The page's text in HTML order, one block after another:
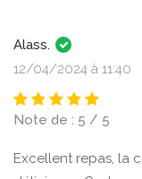
Alass.
12/04/2024 à 11:40
Note de : 5 / 5
Excellent repas, la